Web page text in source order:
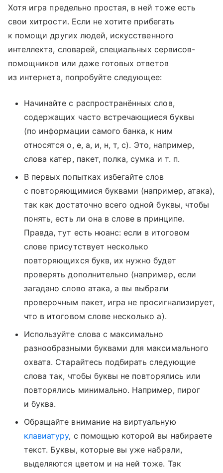
Хотя игра предельно простая, в ней тоже есть
свои хитрости. Если не хотите прибегать
к помощи других людей, искусственного
интеллекта, словарей, специальных сервисов-
помощников или даже готовых ответов
из интернета, попробуйте следующее:
Начинайте с распространённых слов,
содержащих часто встречающиеся буквы
(по информации самого банка, к ним
относятся о, е, а, и, н, т, с). Это, например,
слова катер, пакет, полка, сумка и т. п.
В первых попытках избегайте слов
с повторяющимися буквами (например, атака),
так как достаточно всего одной буквы, чтобы
понять, есть ли она в слове в принципе.
Правда, тут есть нюанс: если в итоговом
слове присутствует несколько
повторяющихся букв, их нужно будет
проверять дополнительно (например, если
загадано слово атака, а вы выбрали
проверочным пакет, игра не просигнализирует,
что в итоговом слове несколько а).
Используйте слова с максимально
разнообразными буквами для максимального
охвата. Старайтесь подбирать следующие
слова так, чтобы буквы не повторялись или
повторялись минимально. Например, пирог
и буква.
Обращайте внимание на виртуальную
клавиатуру, с помощью которой вы набираете
текст. Буквы, которые вы уже набрали,
выделяются цветом и на ней тоже. Так